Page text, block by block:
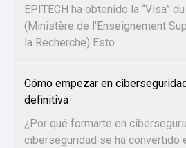
EPITECH ha obtenido la “Visa”
(Ministère de l’Enseignement
la Recherche) Esto...
Cómo empezar en
definitiva
¿Por qué formarte en
ciberseguridad se ha convertido